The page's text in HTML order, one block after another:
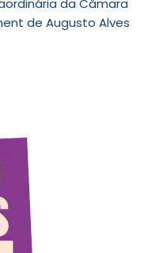
da Câmara
de Augusto Alves